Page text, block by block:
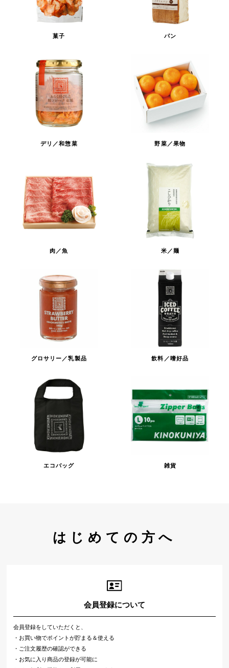
菓子 パン
デリ／和惣菜 野菜／果物
肉／魚 米／麺
グロサリー／乳製品 飲料／嗜好品
エコバッグ 雑貨
はじめての方へ
会員登録について
会員登録をしていただくと、
・お買い物でポイントが貯まる＆使える
・ご注文履歴の確認ができる
・お気に入り商品の登録が可能に